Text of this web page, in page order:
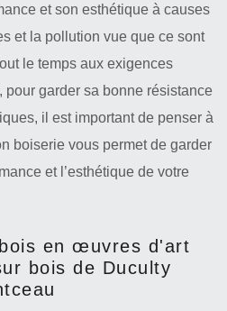
et son esthétique à causes
et la pollution vue que ce sont
le temps aux exigences
pour garder sa bonne résistance
il est important de penser à
boiserie vous permet de garder
et l’esthétique de votre
en œuvres d'art
bois de Duculty